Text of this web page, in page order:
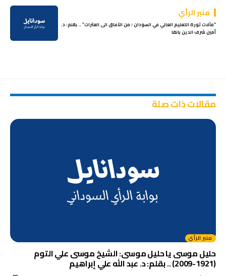
منبر الرأي
“مآلات ثورة التعليم العالي في السودان ؛ من الآفاق الى العثرات” .. بقلم: د.
أمين شرف الدين بانقا
مقالات ذات صلة
منبر الرأي
حليل موسى يا حليل موسى: الشيخ موسى علي التوم
(1921-2009) .. بقلم: د. عبد الله علي إبراهيم